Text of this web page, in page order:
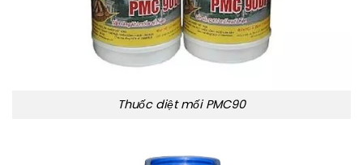
Thuốc diệt mối PMC90